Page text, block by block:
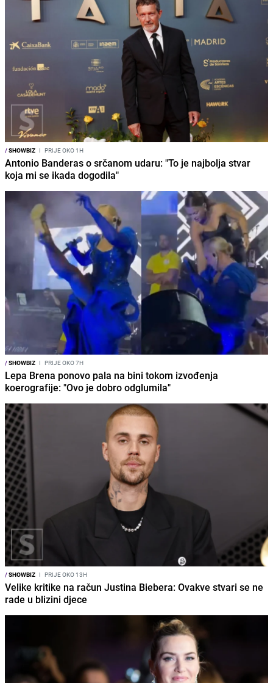
/SHOWBIZ I PRIJE OKO 1H
Antonio Banderas o srčanom udaru: "To je najbolja stvar
koja mi se ikada dogodila"
/SHOWBIZ I PRIJE OKO 7H
Lepa Brena ponovo pala na bini tokom izvođenja
koerografije: "Ovo je dobro odglumila"
/SHOWBIZ I PRIJE OKO 13H
Velike kritike na račun Justina Biebera: Ovakve stvari se ne
rade u blizini djece